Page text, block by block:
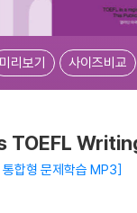
미리보기 사이즈비교
TOEFL
합형 문제학습 MP3